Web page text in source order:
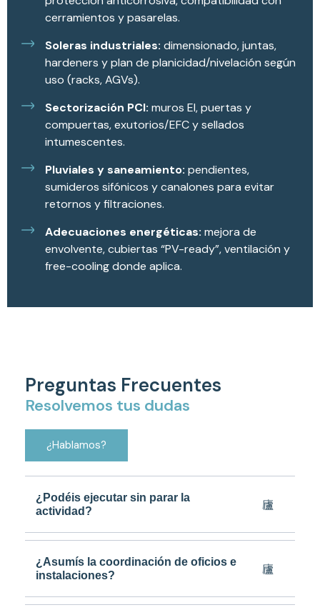
cerramientos y pasarelas.
Soleras industriales: dimensionado, juntas,
hardeners y plan de planicidad/nivelación según
uso (racks, AGVs).
Sectorización PCI: muros EI, puertas y
compuertas, exutorios/EFC y sellados
intumescentes.
Pluviales y saneamiento: pendientes,
sumideros sifónicos y canalones para evitar
retornos y filtraciones.
Adecuaciones energéticas: mejora de
envolvente, cubiertas “PV-ready”, ventilación y
free-cooling donde aplica.
Preguntas Frecuentes
Resolvemos tus dudas
¿Hablamos?
¿Podéis ejecutar sin parar la
actividad?
¿Asumís la coordinación de oficios e
instalaciones?